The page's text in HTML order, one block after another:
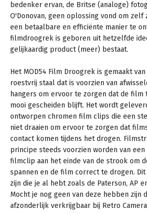
bedenker ervan, de Britse (analoge)
O'Donovan, geen oplossing vond om zelf
een betaalbare en efficiënte manier te
filmdroogrek is geboren uit hetzelfde
gelijkaardig product (meer) bestaat.
Het MOD54 Film Droogrek is gemaakt
roestvrij staal dat is voorzien van
hangers om ervoor te zorgen dat de film
mooi gescheiden blijft. Het wordt
ontworpen chromen film clips die een
niet draaien om ervoor te zorgen dat
contact komen tijdens het drogen.
principe steeds voorzien worden van een
filmclip aan het einde van de strook om
spannen en de film correct te drogen.
zijn die je al hebt zoals de Paterson, AP
Mocht je nog geen van deze hebben zijn
afzonderlijk verkrijgbaar bij Retro